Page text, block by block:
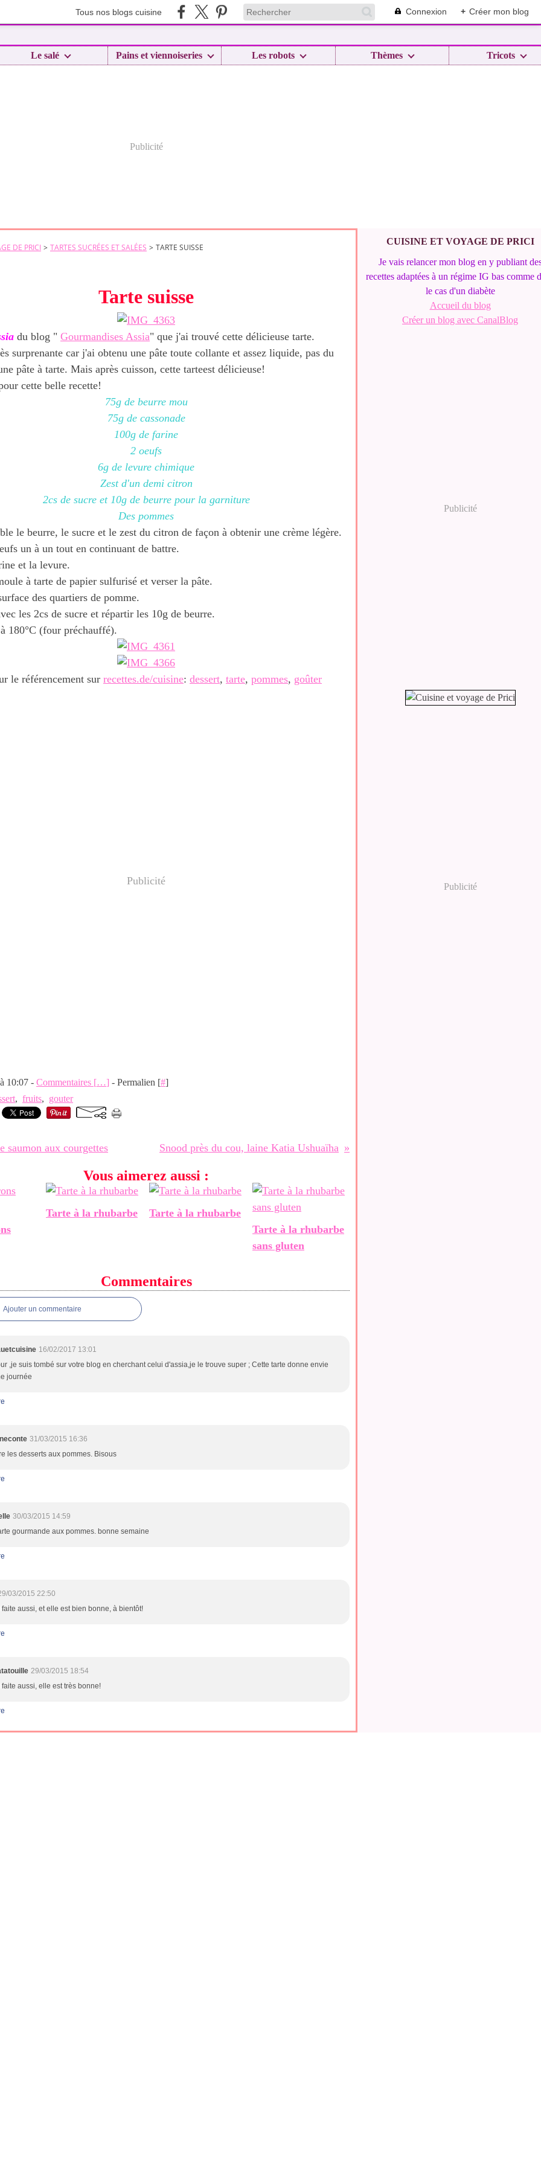
Tous nos blogs cuisine Connexion + Créer mon blog
Le salé Pains et viennoiseries Les robots Thèmes Tricots
Publicité
DE PRICI > TARTES SUCRÉES ET SALÉES > TARTE SUISSE
Tarte suisse
du blog " Gourmandises Assia" que j'ai trouvé cette délicieuse tarte.
surprenante car j'ai obtenu une pâte toute collante et assez liquide, pas du
pâte à tarte. Mais après cuisson, cette tarteest délicieuse!
cette belle recette!
75g de beurre mou
75g de cassonade
100g de farine
2 oeufs
6g de levure chimique
Zest d'un demi citron
2cs de sucre et 10g de beurre pour la garniture
Des pommes
le beurre, le sucre et le zest du citron de façon à obtenir une crème légère.
un à un tout en continuant de battre.
et la levure.
à tarte de papier sulfurisé et verser la pâte.
des quartiers de pomme.
les 2cs de sucre et répartir les 10g de beurre.
180°C (four préchauffé).
le référencement sur recettes.de/cuisine: dessert, tarte, pommes, goûter
Publicité
10:07 - Commentaires […] - Permalien [#]
, fruits, gouter
saumon aux courgettes Snood près du cou, laine Katia Ushuaïha
Vous aimerez aussi :
Tarte à la rhubarbe
Tarte à la rhubarbe
Tarte à la rhubarbe
sans gluten
Commentaires
Ajouter un commentaire
16/02/2017 13:01
,je suis tombé sur votre blog en cherchant celui d'assia,je le trouve super ; Cette tarte donne envie
journée
31/03/2015 16:36
les desserts aux pommes. Bisous
30/03/2015 14:59
gourmande aux pommes. bonne semaine
03/2015 22:50
faite aussi, et elle est bien bonne, à bientôt!
29/03/2015 18:54
faite aussi, elle est très bonne!
CUISINE ET VOYAGE DE PRICI
Je vais relancer mon blog en y publiant
recettes adaptées à un régime IG bas comme
le cas d'un diabète
Accueil du blog
Créer un blog avec CanalBlog
Publicité
Publicité